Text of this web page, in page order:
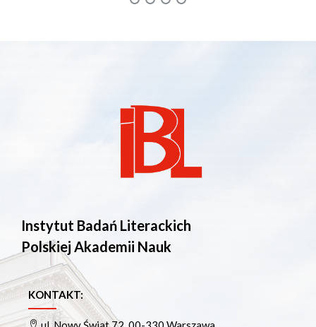
Instytut Badań Literackich
Polskiej Akademii Nauk
KONTAKT: